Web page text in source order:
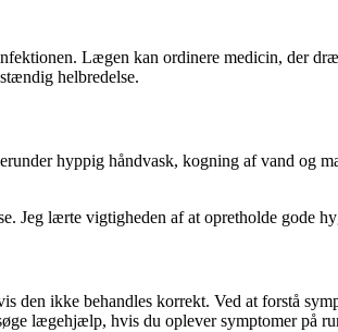
Lægen kan ordinere medicin, der
helbredelse.
hyppig håndvask, kogning af vand og
Jeg lærte vigtigheden af at opretholde gode
den ikke behandles korrekt. Ved at forstå
lægehjælp, hvis du oplever symptomer på